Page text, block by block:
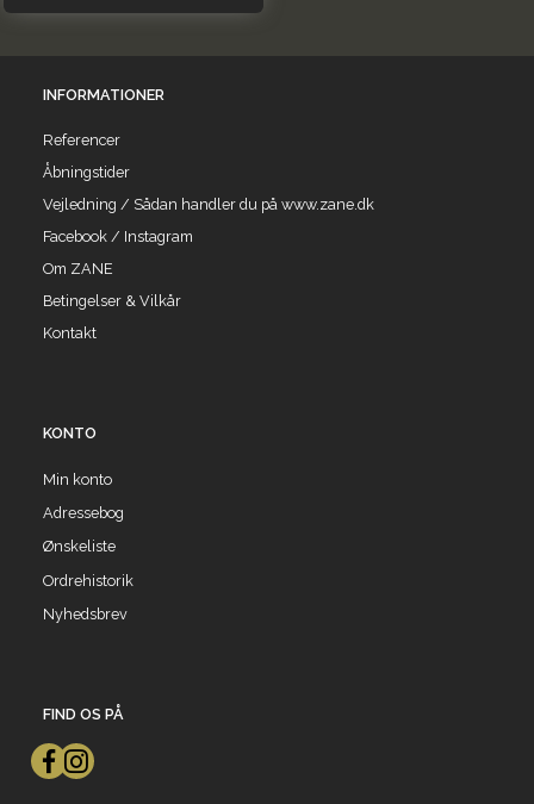
INFORMATIONER
Referencer
Åbningstider
Vejledning / Sådan handler du på www.zane.dk
Facebook / Instagram
Om ZANE
Betingelser & Vilkår
Kontakt
KONTO
Min konto
Adressebog
Ønskeliste
Ordrehistorik
Nyhedsbrev
FIND OS PÅ